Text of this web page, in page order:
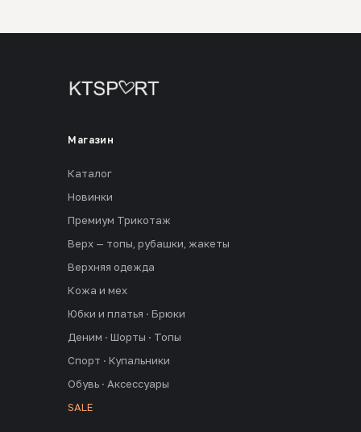
Магазин
Каталог
Новинки
Премиум Трикотаж
Верх — топы, рубашки, жакеты
Верхняя одежда
Кожа и мех
Юбки и платья · Брюки
Деним · Шорты · Топы
Спорт · Купальники
Обувь · Аксессуары
SALE